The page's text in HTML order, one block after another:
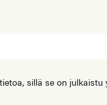
sillä se on julkaistu